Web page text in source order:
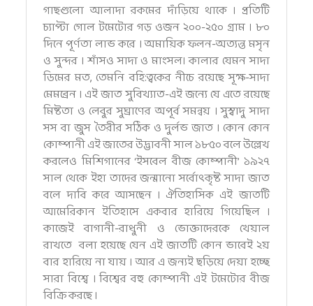
গাছগুলো আলাদা রকমের দাঁড়িয়ে থাকে । প্রতিটি
চ্যাপ্টা গোল টমেটোর গড় ওজন ২০০-২৫০ গ্রাম । ৮০
দিনে পূর্ণতা লাভ করে । অমায়িক ফলন-অত্যন্ত মসৃন
ও সুন্দর । শাঁসও সাদা ও মাংসল। কালার যেমন সাদা
ডিমের মত, তেমনি বহি:ত্বকের নীচে রয়েছে সূক্ষ-সাদা
মেমব্রেন । এই জাত সুবিখ্যাত-এই জন্যে যে এতে রয়েছে
মিষ্টতা ও লেবুর সুঘ্রাণের অপূর্ব সমন্বয় । সুস্বাদু সাদা
সস বা জুস তৈরীর সঠিক ও দুর্লভ জাত । কোন কোন
কোম্পানী এই জাতের উদ্ভাবনী সাল ১৮৫০ বলে উল্লেখ
করলেও মিশিগানের ‘ইসবেল বীজ কোম্পানী’ ১৯২৭
সাল থেকে ইহা তাদের জন্মানো সর্বোৎকৃষ্ট সাদা জাত
বলে দাবি করে আসছেন । ঐতিহাসিক এই জাতটি
আমেরিকান ইতিহাসে একবার হারিয়ে গিয়েছিল ।
কাজেই বাগানী-রাধুনী ও ভোক্তাদেরকে খেয়াল
রাখতে বলা হয়েছে যেন এই জাতটি কোন ভাবেই ২য়
বার হারিয়ে না যায় । আর এ জন্যই ছড়িয়ে দেয়া হচ্ছে
সারা বিশ্বে । বিশ্বের বহু কোম্পানী এই টমেটোর বীজ
বিক্রি করছে ।